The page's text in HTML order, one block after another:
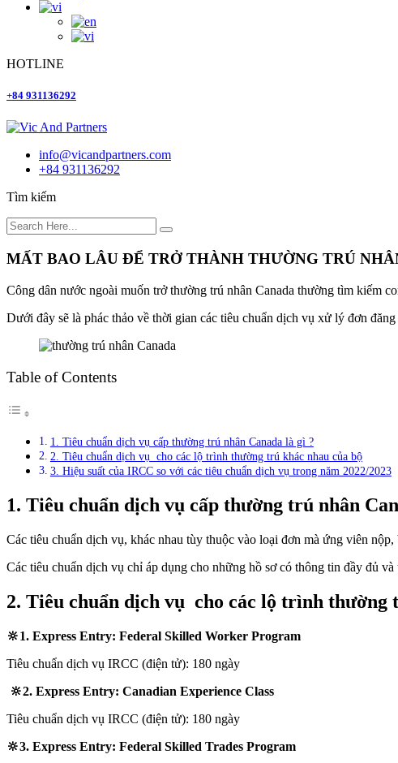
HOTLINE
+84 931136292
info@vicandpartners.com
+84 931136292
Tìm kiếm
MẤT BAO LÂU ĐỂ TRỞ THÀNH THƯỜNG TRÚ
Công dân nước ngoài muốn trở thường trú nhân Canada thường tìm kiếm
Dưới đây sẽ là phác thảo về thời gian các tiêu chuẩn dịch vụ xử lý đơn
Table of Contents
1. Tiêu chuẩn dịch vụ cấp thường trú nhân Canada là gì ?
2. Tiêu chuẩn dịch vụ cho các lộ trình thường trú khác nhau của bộ
3. Hiệu suất của IRCC so với các tiêu chuẩn dịch vụ trong năm 2022/2023
1. Tiêu chuẩn dịch vụ cấp thường trú nhân
Các tiêu chuẩn dịch vụ, khác nhau tùy thuộc vào loại đơn mà ứng viên
Các tiêu chuẩn dịch vụ chỉ áp dụng cho những hồ sơ có thông tin đầy đủ
2. Tiêu chuẩn dịch vụ cho các lộ trình thường
🔆1. Express Entry: Federal Skilled Worker Program
Tiêu chuẩn dịch vụ IRCC (điện tử): 180 ngày
🔆2. Express Entry: Canadian Experience Class
Tiêu chuẩn dịch vụ IRCC (điện tử): 180 ngày
🔆3. Express Entry: Federal Skilled Trades Program